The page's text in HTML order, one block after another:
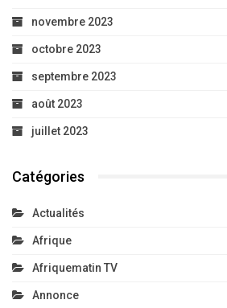
novembre 2023
octobre 2023
septembre 2023
août 2023
juillet 2023
Catégories
Actualités
Afrique
Afriquematin TV
Annonce